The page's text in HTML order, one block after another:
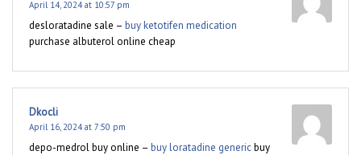
April 14, 2024 at 10:57 pm
desloratadine sale – buy ketotifen medication
purchase albuterol online cheap
Dkocli
April 16, 2024 at 7:50 pm
depo-medrol buy online – buy loratadine genericbuy